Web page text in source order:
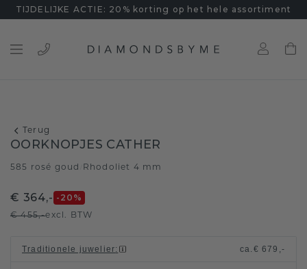
TIJDELIJKE ACTIE: 20% korting op het hele assortiment
Terug
OORKNOPJES CATHER
585 rosé goud Rhodoliet 4 mm
€ 364,- -20 %
€ 455,-excl. BTW
Traditionele juwelier: ca. € 679,-